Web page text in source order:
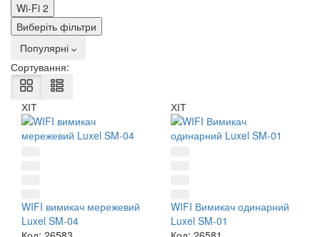
Wi-Fi 2
Виберіть фільтри
Популярні
Сортування:
ХІТ
WIFI вимикач мережевий
Luxel SM-04
ХІТ
WIFI Вимикач одинарний
Luxel SM-01